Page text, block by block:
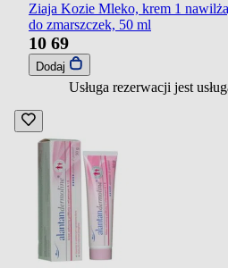
Ziaja Kozie Mleko, krem 1
do zmarszczek, 50 ml
10 69
Dodaj
Usługa rezerwacji jest